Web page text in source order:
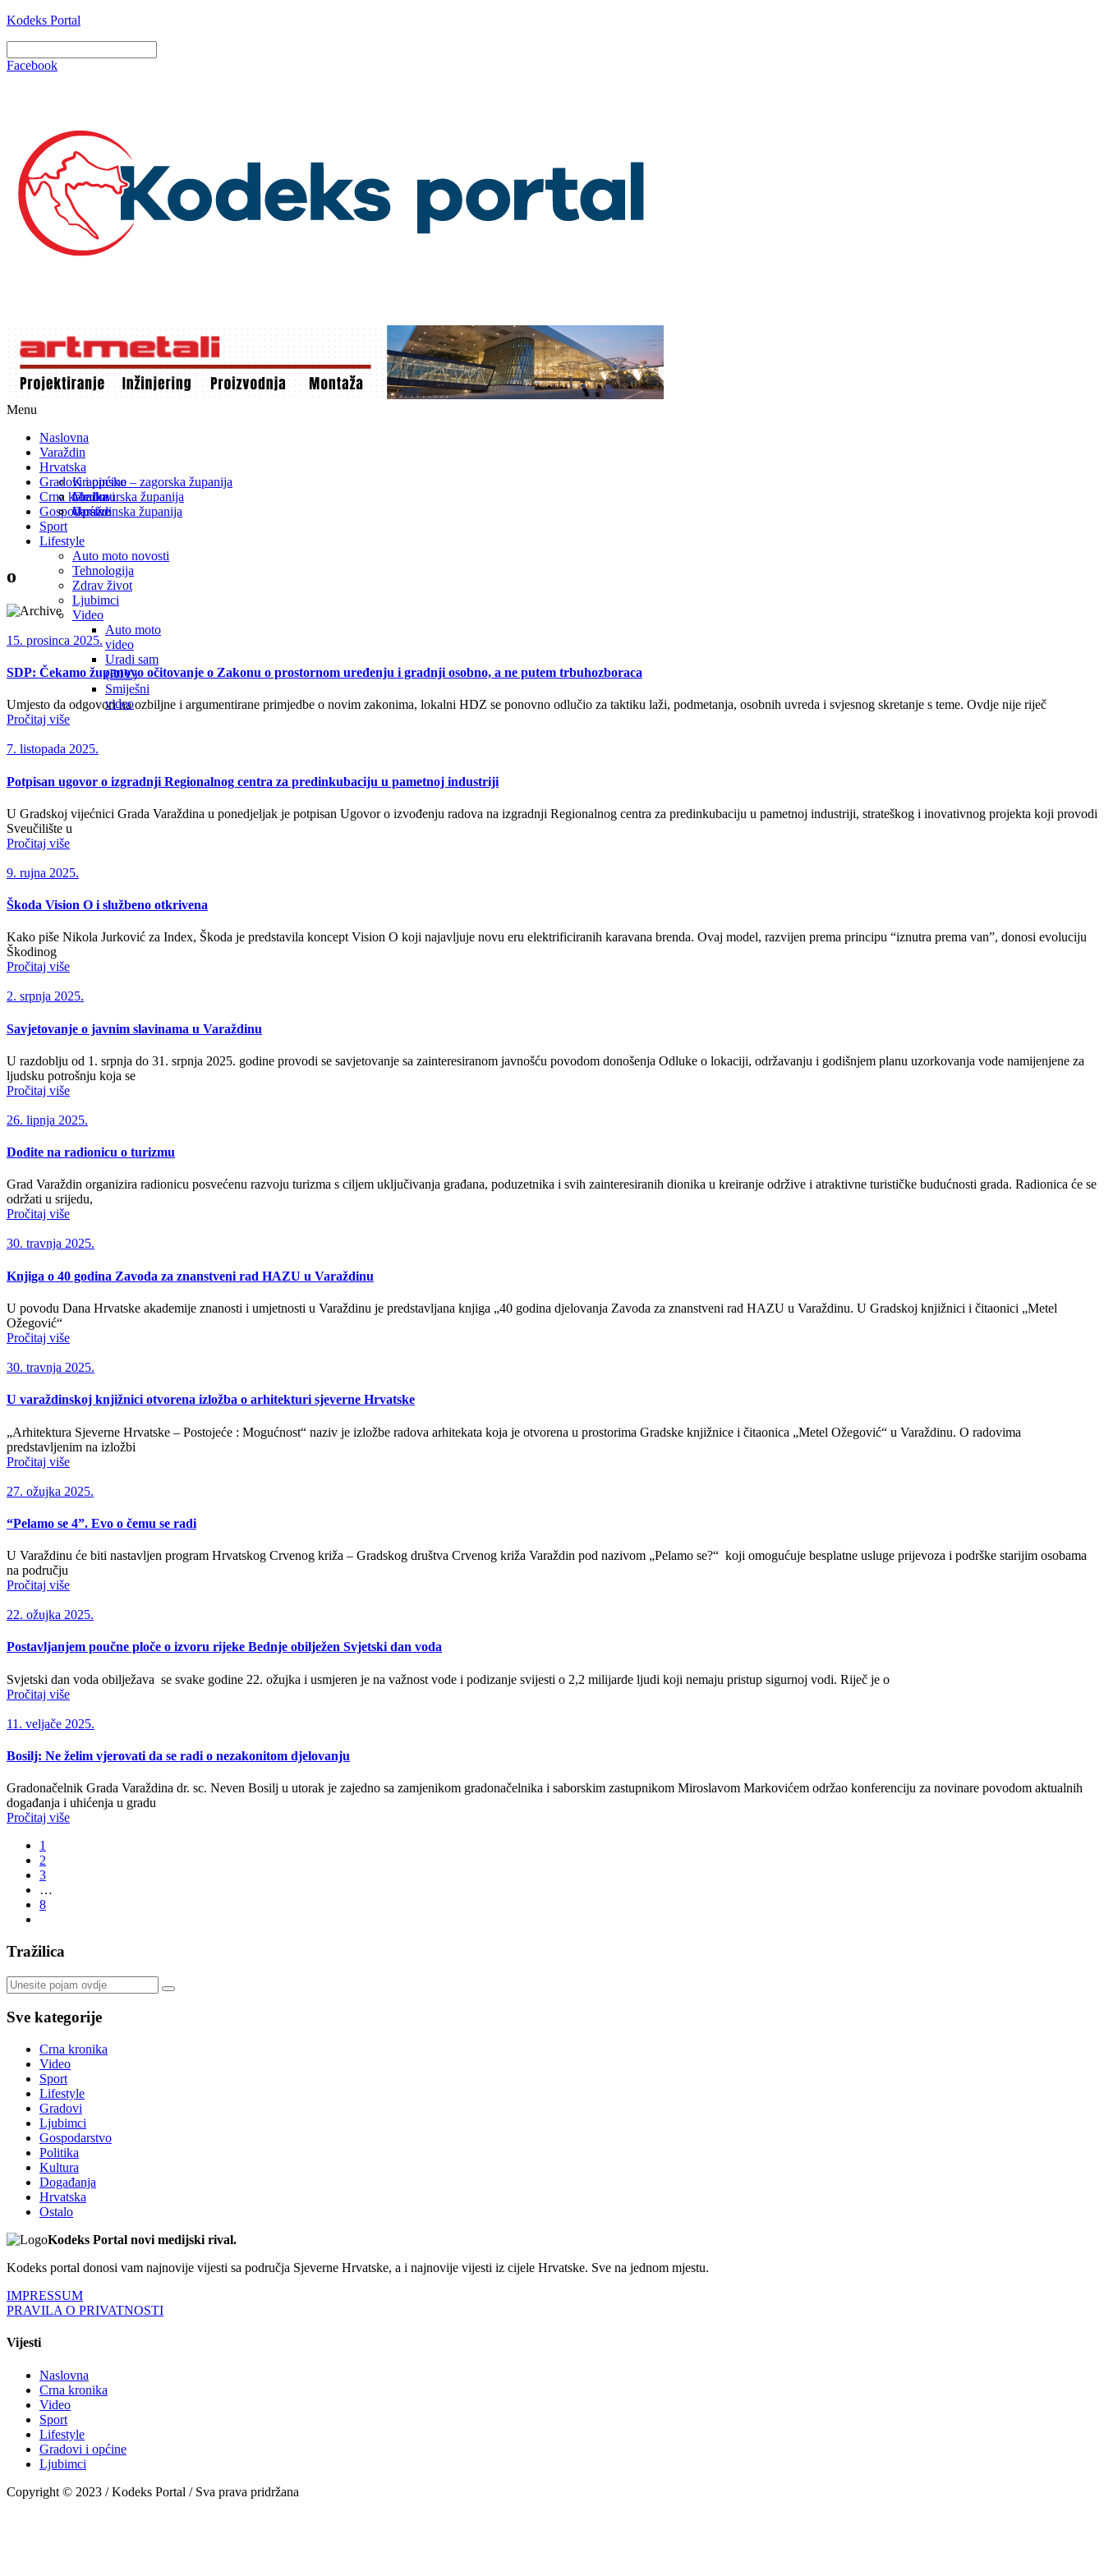
Kodeks Portal
Facebook
Menu
Naslovna
Varaždin
Hrvatska
Krapinsko – zagorska županija
Međimurska županija
Varaždinska županija
Gradovi i općine
Gradovi
Općine
Crna kronika
Gospodarstvo
Sport
Lifestyle
Auto moto novosti
Tehnologija
Zdrav život
Ljubimci
Video
Auto moto
video
Uradi sam
(DIY)
Smiješni
video
o
15. prosinca 2025.
SDP: Čekamo županovo očitovanje o Zakonu o prostornom uređenju i gradnji osobno, a ne putem trbuhozboraca
Umjesto da odgovori na ozbiljne i argumentirane primjedbe o novim zakonima, lokalni HDZ se ponovno odlučio za taktiku laži, podmetanja, osobnih uvreda i svjesnog skretanje s teme. Ovdje nije riječ
Pročitaj više
7. listopada 2025.
Potpisan ugovor o izgradnji Regionalnog centra za predinkubaciju u pametnoj industriji
U Gradskoj vijećnici Grada Varaždina u ponedjeljak je potpisan Ugovor o izvođenju radova na izgradnji Regionalnog centra za predinkubaciju u pametnoj industriji, strateškog i inovativnog projekta koji provodi
Sveučilište u
Pročitaj više
9. rujna 2025.
Škoda Vision O i službeno otkrivena
Kako piše Nikola Jurković za Index, Škoda je predstavila koncept Vision O koji najavljuje novu eru elektrificiranih karavana brenda. Ovaj model, razvijen prema principu “iznutra prema van”, donosi evoluciju
Škodinog
Pročitaj više
2. srpnja 2025.
Savjetovanje o javnim slavinama u Varaždinu
U razdoblju od 1. srpnja do 31. srpnja 2025. godine provodi se savjetovanje sa zainteresiranom javnošću povodom donošenja Odluke o lokaciji, održavanju i godišnjem planu uzorkovanja vode namijenjene za
ljudsku potrošnju koja se
Pročitaj više
26. lipnja 2025.
Dođite na radionicu o turizmu
Grad Varaždin organizira radionicu posvećenu razvoju turizma s ciljem uključivanja građana, poduzetnika i svih zainteresiranih dionika u kreiranje održive i atraktivne turističke budućnosti grada. Radionica će se
održati u srijedu,
Pročitaj više
30. travnja 2025.
Knjiga o 40 godina Zavoda za znanstveni rad HAZU u Varaždinu
U povodu Dana Hrvatske akademije znanosti i umjetnosti u Varaždinu je predstavljana knjiga „40 godina djelovanja Zavoda za znanstveni rad HAZU u Varaždinu. U Gradskoj knjižnici i čitaonici „Metel
Ožegović“
Pročitaj više
30. travnja 2025.
U varaždinskoj knjižnici otvorena izložba o arhitekturi sjeverne Hrvatske
„Arhitektura Sjeverne Hrvatske – Postojeće : Mogućnost“ naziv je izložbe radova arhitekata koja je otvorena u prostorima Gradske knjižnice i čitaonica „Metel Ožegović“ u Varaždinu. O radovima
predstavljenim na izložbi
Pročitaj više
27. ožujka 2025.
“Pelamo se 4”. Evo o čemu se radi
U Varaždinu će biti nastavljen program Hrvatskog Crvenog križa – Gradskog društva Crvenog križa Varaždin pod nazivom „Pelamo se?“ koji omogućuje besplatne usluge prijevoza i podrške starijim osobama
na području
Pročitaj više
22. ožujka 2025.
Postavljanjem poučne ploče o izvoru rijeke Bednje obilježen Svjetski dan voda
Svjetski dan voda obilježava se svake godine 22. ožujka i usmjeren je na važnost vode i podizanje svijesti o 2,2 milijarde ljudi koji nemaju pristup sigurnoj vodi. Riječ je o
Pročitaj više
11. veljače 2025.
Bosilj: Ne želim vjerovati da se radi o nezakonitom djelovanju
Gradonačelnik Grada Varaždina dr. sc. Neven Bosilj u utorak je zajedno sa zamjenikom gradonačelnika i saborskim zastupnikom Miroslavom Markovićem održao konferenciju za novinare povodom aktualnih
događanja i uhićenja u gradu
Pročitaj više
1
2
3
…
8
Tražilica
Sve kategorije
Crna kronika
Video
Sport
Lifestyle
Gradovi
Ljubimci
Gospodarstvo
Politika
Kultura
Događanja
Hrvatska
Ostalo
Kodeks Portal novi medijski rival.
Kodeks portal donosi vam najnovije vijesti sa područja Sjeverne Hrvatske, a i najnovije vijesti iz cijele Hrvatske. Sve na jednom mjestu.
IMPRESSUM
PRAVILA O PRIVATNOSTI
Vijesti
Naslovna
Crna kronika
Video
Sport
Lifestyle
Gradovi i općine
Ljubimci
Copyright © 2023 / Kodeks Portal / Sva prava pridržana